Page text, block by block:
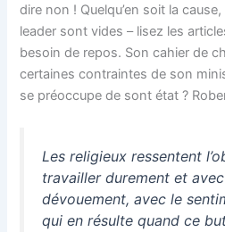
dire non ! Quelqu’en soit la
leader sont vides – lisez les
besoin de repos. Son cahier de
certaines contraintes de son
se préoccupe de sont état ?
Les religieux ressentent
travailler durement et
dévouement, avec le
qui en résulte quand ce